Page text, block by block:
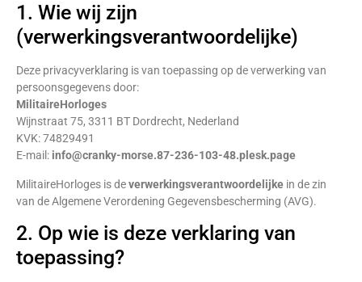
1. Wie wij zijn
(verwerkingsverantwoordelijke)
Deze privacyverklaring is van toepassing op de verwerking van
persoonsgegevens door:
MilitaireHorloges
Wijnstraat 75, 3311 BT Dordrecht, Nederland
KVK: 74829491
E-mail: info@cranky-morse.87-236-103-48.plesk.page
MilitaireHorloges is deverwerkingsverantwoordelijke in de zin
van de Algemene Verordening Gegevensbescherming (AVG).
2. Op wie is deze verklaring van
toepassing?